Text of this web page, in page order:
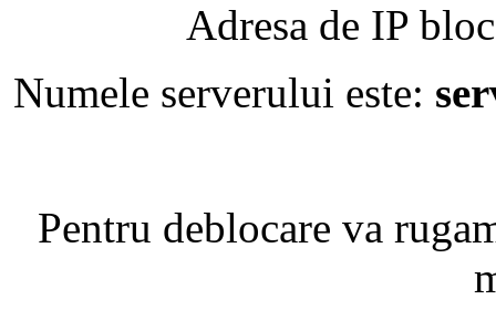
Adresa de IP
Numele serverului este:
Pentru deblocare va